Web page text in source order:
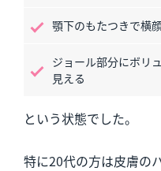
顎下のもたつきで横
ジョール部分にボリ
見える
という状態でした。
特に20代の方は皮膚の